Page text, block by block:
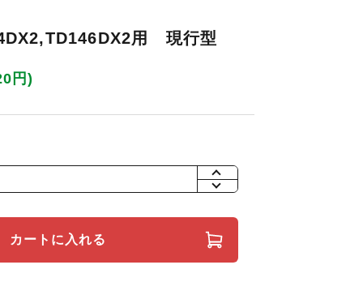
用 現行型
円)
+
カートに入れる